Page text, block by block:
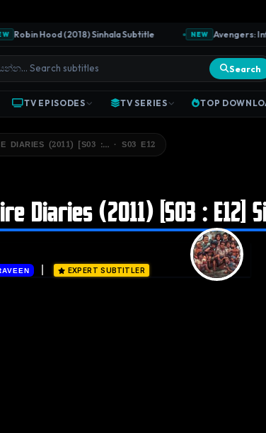
Robin Hood (2018) Sinhala Subtitle NEW Avengers:
Search
TV EPISODES TV SERIES TOP
DIARIES (2011) [S03 :… · S03 E12
Diaries (2011) [S03 : E12]
EXPERT SUBTITLER